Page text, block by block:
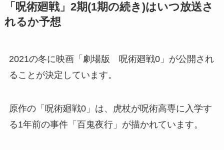
「呪術廻戦」2期(1期の続き)はいつ放送さ
れるか予想
2021の冬に映画「劇場版 呪術廻戦0」が公開され
ることが決定しています。
原作の「呪術廻戦0」は、虎杖が呪術高専に入学す
る1年前の事件「百鬼夜行」が描かれています。